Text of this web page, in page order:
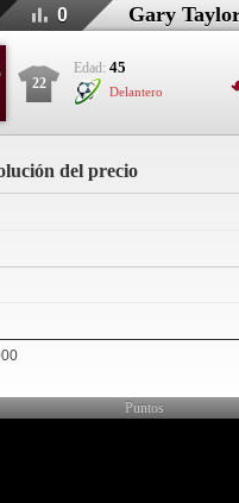
0 Gary
22
Edad: 45
Delantero
del precio
Puntos